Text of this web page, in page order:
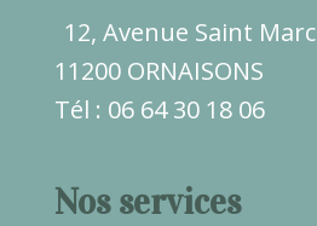
12, Avenue Saint Marc
11200 ORNAISONS
Tél : 06 64 30 18 06
Nos services